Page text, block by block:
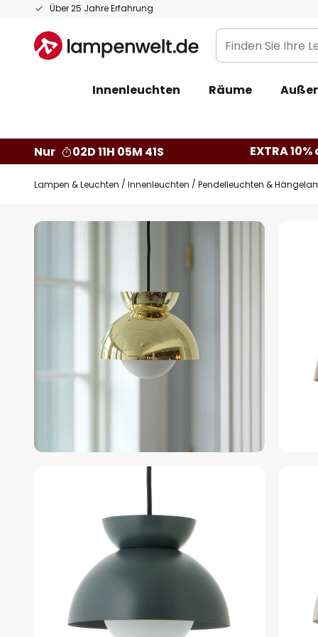
Über 25 Jahre Erfahrung
Zum
springen
Finden
Sie
Leuchte...
Innenleuchten Räume
Nur 02D 11H 05M 40S EXTRA
Lampen & Leuchten Innenleuchten Pendelleuchten &
Zum
Bildgalerie